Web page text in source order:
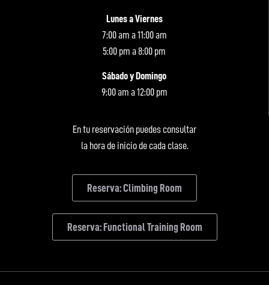
Lunes a Viernes
7:00 am a 11:00 am
5:00 pm a 8:00 pm
Sábado y Domingo
9:00 am a 12:00 pm
En tu reservación puedes consultar
la hora de inicio de cada clase.
Reserva: Climbing Room
Reserva: Functional Training Room